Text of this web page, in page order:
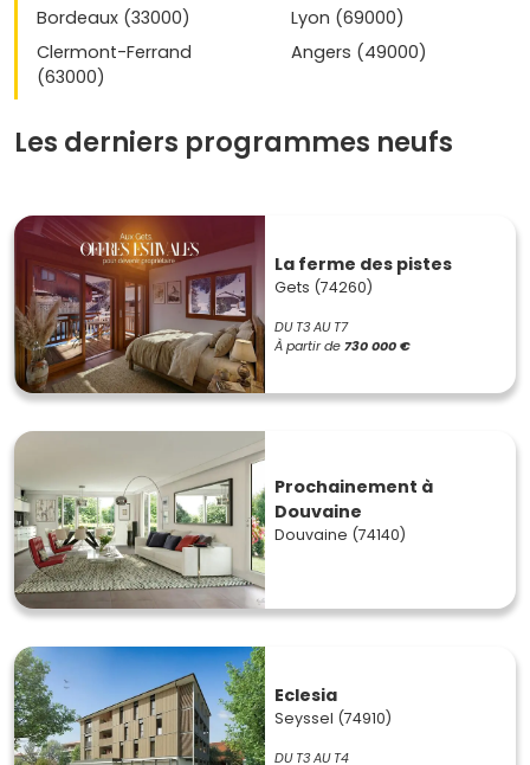
Bordeaux (33000)
Lyon (69000)
Clermont-Ferrand
(63000)
Angers (49000)
Les derniers programmes neufs
La ferme des pistes
Gets (74260)
DU T3 AU T7
À partir de730 000 €
Prochainement à
Douvaine
Douvaine (74140)
Eclesia
Seyssel (74910)
DU T3 AU T4